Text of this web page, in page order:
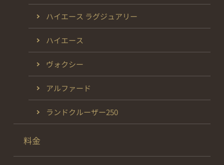
ハイエース ラグジュアリー
ハイエース
ヴォクシー
アルファード
ランドクルーザー250
料金